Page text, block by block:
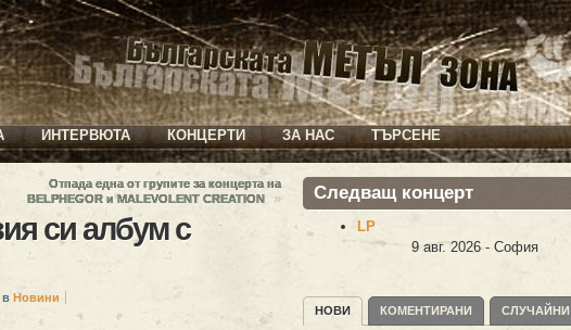
ИНТЕРВЮТА КОНЦЕРТИ ЗА НАС ТЪРСЕНЕ
Отпада една от групите за концерта на
BELPHEGOR и MALEVOLENT CREATION
»
си албум с
в Новини
Следващ концерт
LP
9 авг. 2026 - София
НОВИ КОМЕНТИРАНИ СЛУЧАЙНИ